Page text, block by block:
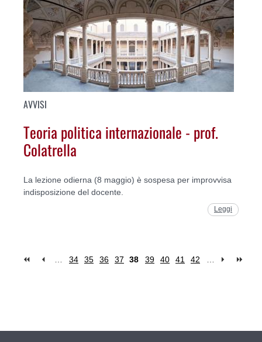
AVVISI
Teoria politica internazionale - prof.
Colatrella
La lezione odierna (8 maggio) è sospesa per improvvisa
indisposizione del docente.
Leggi
34 35 36 37 38 39 40 41 42